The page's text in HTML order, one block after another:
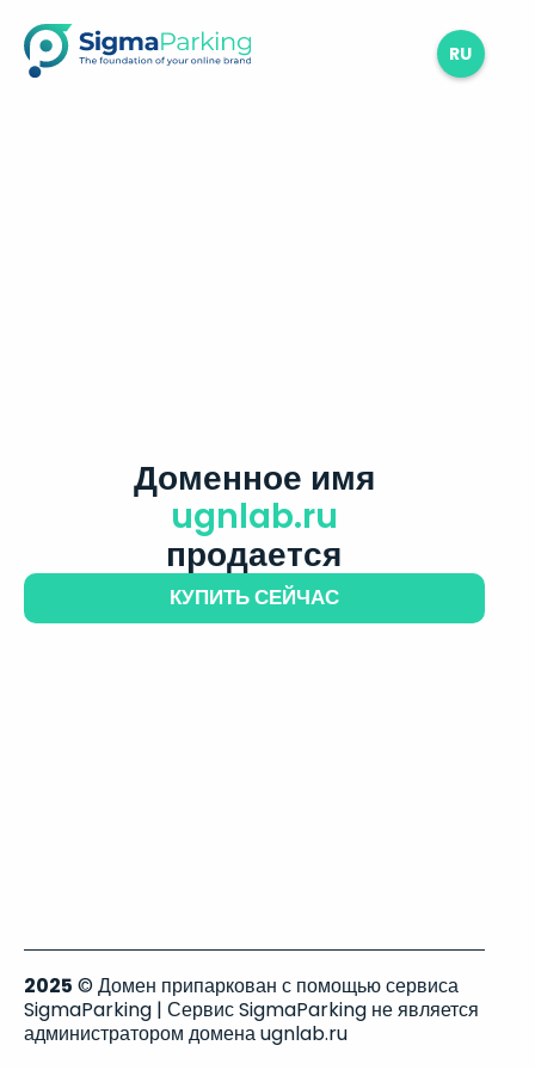
RU
Доменное имя
ugnlab.ru
продается
КУПИТЬ СЕЙЧАС
2025 © Домен припаркован с помощью сервиса
SigmaParking | Сервис SigmaParking не является
администратором домена ugnlab.ru